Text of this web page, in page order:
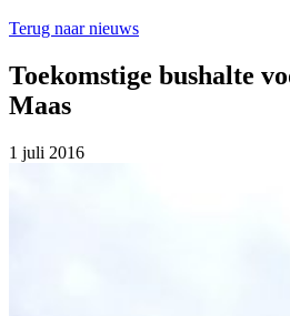
Terug naar nieuws
Toekomstige bushalte
Maas
1 juli 2016